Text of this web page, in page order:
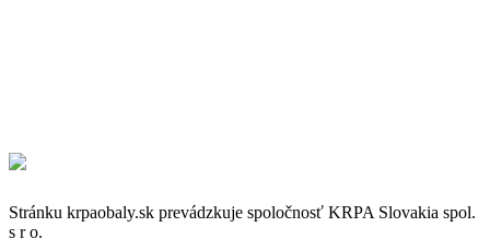
Stránku krpaobaly.sk prevádzkuje spoločnosť KRPA Slovakia spol.
s r o.